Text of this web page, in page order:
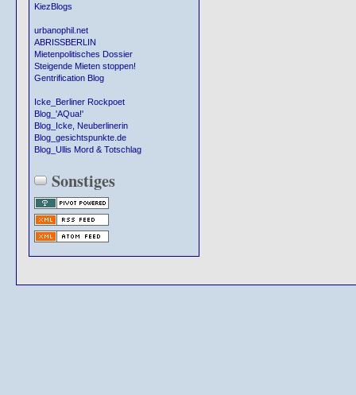
KiezBlogs
urbanophil.net
ABRISSBERLIN
Mietenpolitisches Dossier
Steigende Mieten stoppen!
Gentrification Blog
Icke_Berliner Rockpoet
Blog_'AQua!'
Blog_Icke, Neuberlinerin
Blog_gesichtspunkte.de
Blog_Ullis Mord & Totschlag
Sonstiges